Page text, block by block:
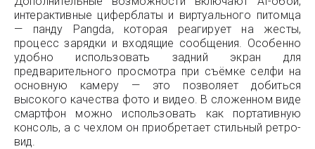
интерактивные циферблаты и виртуального питомца
— панду Pangda, которая реагирует на жесты,
процесс зарядки и входящие сообщения. Особенно
удобно использовать задний экран для
предварительного просмотра при съёмке селфи на
основную камеру — это позволяет добиться
высокого качества фото и видео. В сложенном виде
смартфон можно использовать как портативную
консоль, а с чехлом он приобретает стильный ретро-
вид.